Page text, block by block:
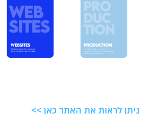
ניתן לראות את האתר כאן >>